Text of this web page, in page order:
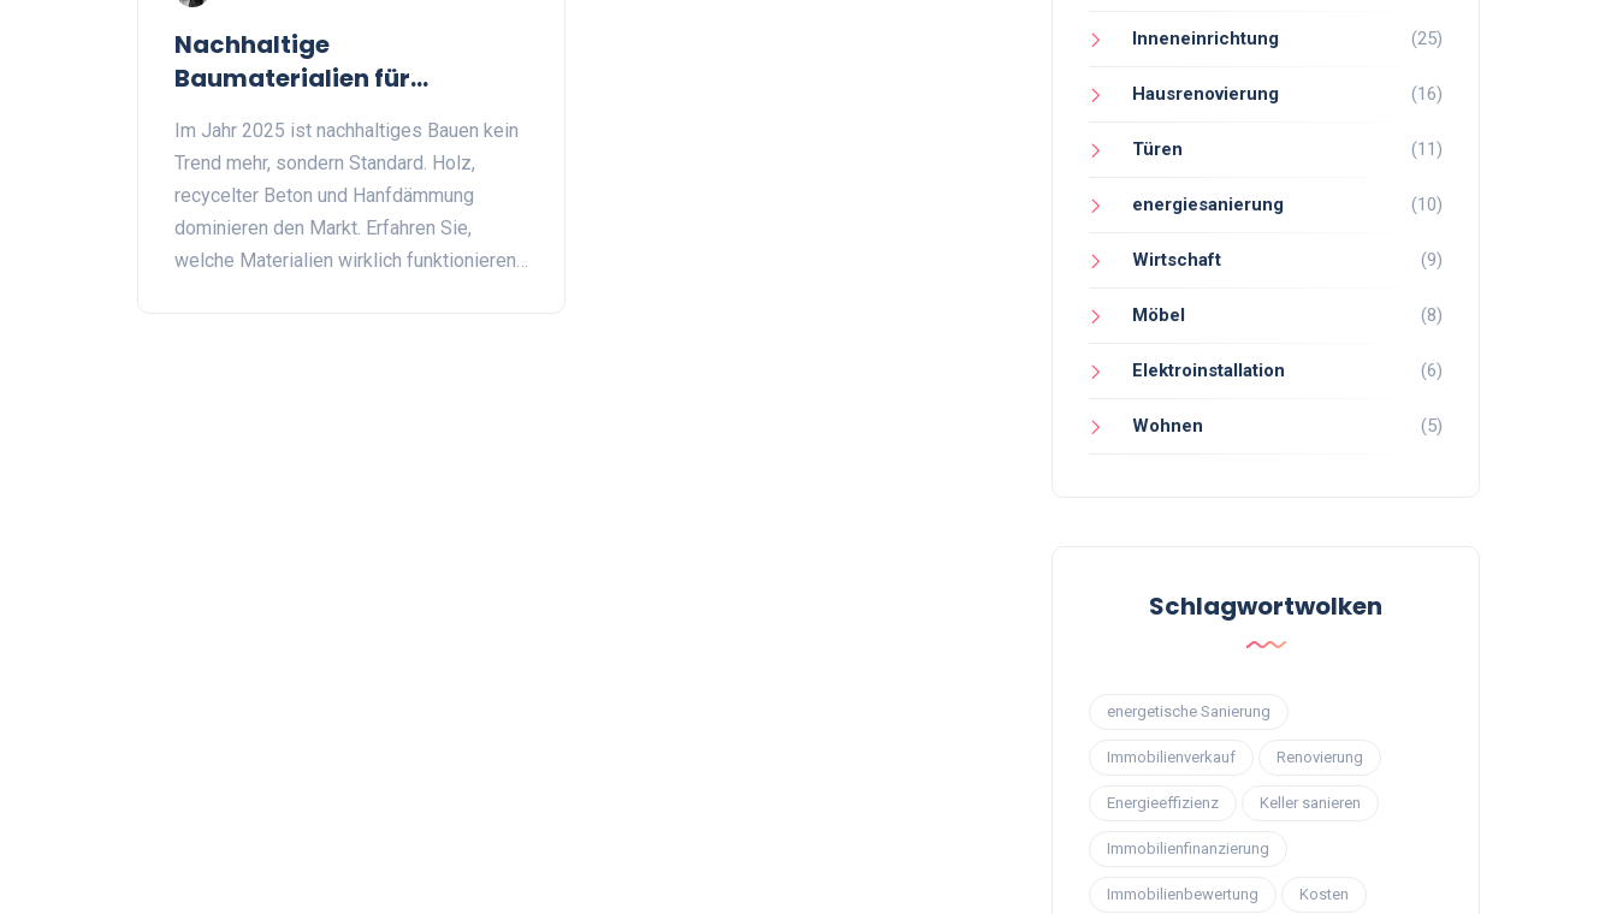
Nachhaltige
Baumaterialien für
2025
Im Jahr 2025 ist nachhaltiges Bauen kein
Trend mehr, sondern Standard. Holz,
recycelter Beton und Hanfdämmung
dominieren den Markt. Erfahren Sie,
welche Materialien wirklich funktionieren,
Inneneinrichtung (25)
Hausrenovierung (16)
Türen (11)
energiesanierung (10)
Wirtschaft (9)
Möbel (8)
Elektroinstallation (6)
Wohnen (5)
Schlagwortwolken
energetische Sanierung
Immobilienverkauf Renovierung
Energieeffizienz Keller sanieren
Immobilienfinanzierung
Immobilienbewertung Kosten